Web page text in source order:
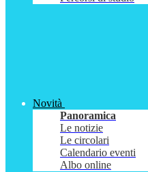
Novità
Panoramica
Le notizie
Le circolari
Calendario eventi
Albo online